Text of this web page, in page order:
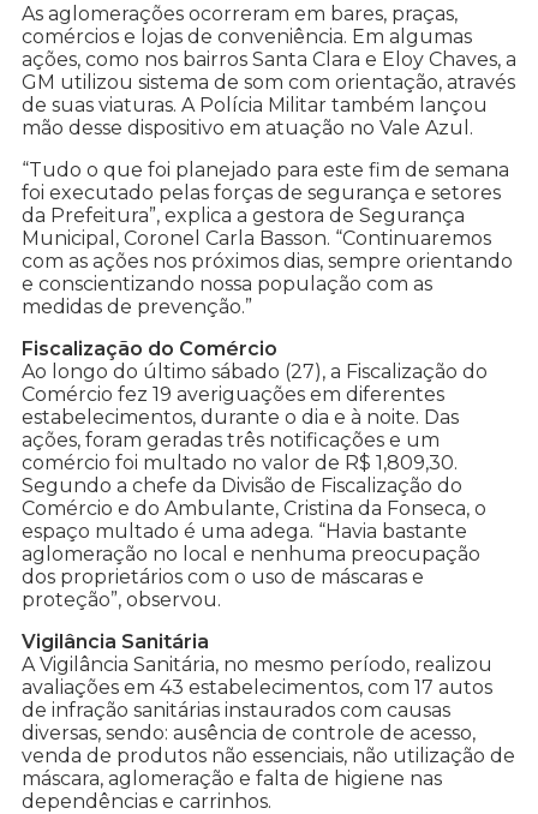
As aglomerações ocorreram em bares, praças,
comércios e lojas de conveniência. Em algumas
ações, como nos bairros Santa Clara e Eloy Chaves, a
GM utilizou sistema de som com orientação, através
de suas viaturas. A Polícia Militar também lançou
mão desse dispositivo em atuação no Vale Azul.
“Tudo o que foi planejado para este fim de semana
foi executado pelas forças de segurança e setores
da Prefeitura”, explica a gestora de Segurança
Municipal, Coronel Carla Basson. “Continuaremos
com as ações nos próximos dias, sempre orientando
e conscientizando nossa população com as
medidas de prevenção.”
Fiscalização do Comércio
Ao longo do último sábado (27), a Fiscalização do
Comércio fez 19 averiguações em diferentes
estabelecimentos, durante o dia e à noite. Das
ações, foram geradas três notificações e um
comércio foi multado no valor de R$ 1,809,30.
Segundo a chefe da Divisão de Fiscalização do
Comércio e do Ambulante, Cristina da Fonseca, o
espaço multado é uma adega. “Havia bastante
aglomeração no local e nenhuma preocupação
dos proprietários com o uso de máscaras e
proteção”, observou.
Vigilância Sanitária
A Vigilância Sanitária, no mesmo período, realizou
avaliações em 43 estabelecimentos, com 17 autos
de infração sanitárias instaurados com causas
diversas, sendo: ausência de controle de acesso,
venda de produtos não essenciais, não utilização de
máscara, aglomeração e falta de higiene nas
dependências e carrinhos.